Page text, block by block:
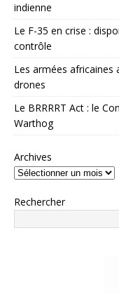
indienne
Le F-35 en crise :
contrôle
Les armées africaines
drones
Le BRRRRT Act : le
Warthog
Archives
Rechercher